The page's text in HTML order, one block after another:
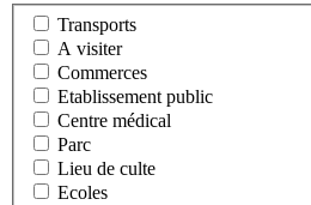
Transports
A visiter
Commerces
Etablissement public
Centre médical
Parc
Lieu de culte
Ecoles